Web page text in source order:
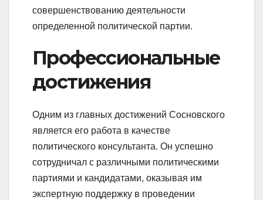
совершенствованию деятельности
определенной политической партии.
Профессиональные
достижения
Одним из главных достижений Сосновского
является его работа в качестве
политического консультанта. Он успешно
сотрудничал с различными политическими
партиями и кандидатами, оказывая им
экспертную поддержку в проведении